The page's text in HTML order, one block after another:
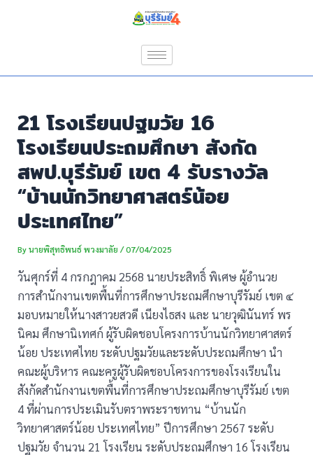
21 โรงเรียนปฐมวัย 16
โรงเรียนประถมศึกษา สังกัด
สพป.บุรีรัมย์ เขต 4 รับรางวัล
“บ้านนักวิทยาศาสตร์น้อย
ประเทศไทย”
Byนายพิสุทธิพนธ์ พวงมาลัย/07/04/2025
วันศุกร์ที่ 4 กรกฎาคม 2568 นายประสิทธิ์ พิเศษ ผู้อำนวย
การสำนักงานเขตพื้นที่การศึกษาประถมศึกษาบุรีรัมย์ เขต ๔
มอบหมายให้นางสาวยสวดี เนียงไธสง และ นายวุฒินันทร์ พร
นิคม ศึกษานิเทศก์ ผู้รับผิดชอบโครงการบ้านนักวิทยาศาสตร์
น้อย ประเทศไทย ระดับปฐมวัยและระดับประถมศึกษา นำ
คณะผู้บริหาร คณะครูผู้รับผิดชอบโครงการของโรงเรียนใน
สังกัดสำนักงานเขตพื้นที่การศึกษาประถมศึกษาบุรีรัมย์ เขต
4 ที่ผ่านการประเมินรับตราพระราชทาน “บ้านนัก
วิทยาศาสตร์น้อย ประเทศไทย” ปีการศึกษา 2567 ระดับ
ปฐมวัย จำนวน 21 โรงเรียน ระดับประถมศึกษา 16 โรงเรียน